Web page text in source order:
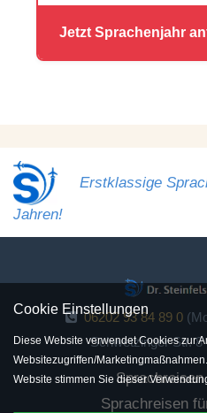
Cookie Einstellungen
Diese Website verwendet Cookies zur
Websitezugriffen/
Website stimmen Sie dieser
Erstklassige
Jahren!
06202 93 84 89 0
Schwetzinger Str.
Sprachreisen